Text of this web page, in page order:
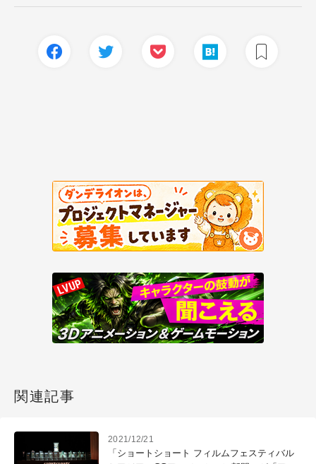
関連記事
2021/12/21
「ショートショート フィルムフェスティバル